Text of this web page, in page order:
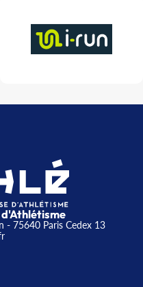
- 75640 Paris Cedex 13